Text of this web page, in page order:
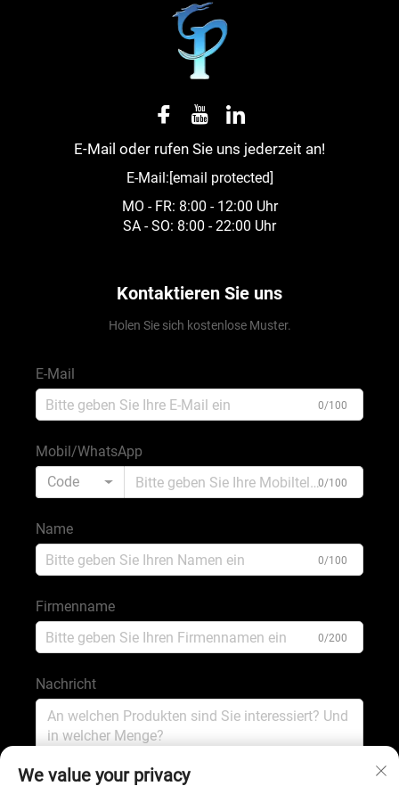
E-Mail oder rufen Sie uns jederzeit an!
E-Mail: [email protected]
MO - FR: 8:00 - 12:00 Uhr
SA - SO: 8:00 - 22:00 Uhr
Kontaktieren Sie uns
Holen Sie sich kostenlose Muster.
E-Mail
0/100
Mobil/WhatsApp
Code
0/100
Name
0/100
Firmenname
0/200
Nachricht
We value your privacy